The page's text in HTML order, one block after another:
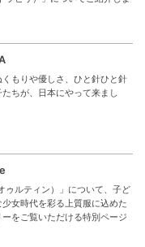
もりや優しさ、ひと針ひと針
ちが、日本にやって来まし
ゥルティン）」について、子ど
女時代を彩る上質服に込めた
をご覧いただける特別ページ